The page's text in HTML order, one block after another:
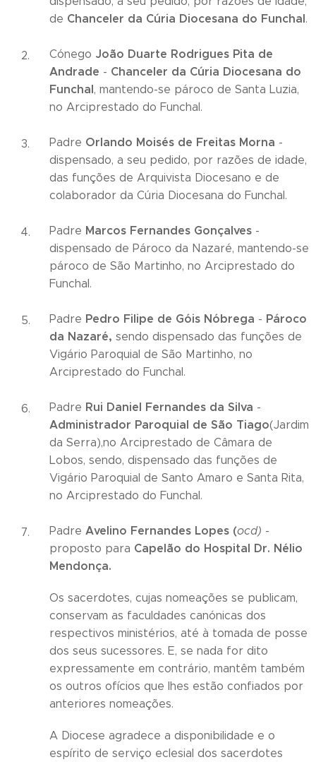
de Chanceler da Cúria Diocesana do Funchal.
Cónego João Duarte Rodrigues Pita de
Andrade - Chanceler da Cúria Diocesana do
Funchal, mantendo-se pároco de Santa Luzia,
no Arciprestado do Funchal.
Padre Orlando Moisés de Freitas Morna -
dispensado, a seu pedido, por razões de idade,
das funções de Arquivista Diocesano e de
colaborador da Cúria Diocesana do Funchal.
Padre Marcos Fernandes Gonçalves -
dispensado de Pároco da Nazaré, mantendo-se
pároco de São Martinho, no Arciprestado do
Funchal.
Padre Pedro Filipe de Góis Nóbrega - Pároco
da Nazaré, sendo dispensado das funções de
Vigário Paroquial de São Martinho, no
Arciprestado do Funchal.
Padre Rui Daniel Fernandes da Silva -
Administrador Paroquial de São Tiago(Jardim
da Serra),no Arciprestado de Câmara de
Lobos, sendo, dispensado das funções de
Vigário Paroquial de Santo Amaro e Santa Rita,
no Arciprestado do Funchal.
Padre Avelino Fernandes Lopes (ocd) -
proposto para Capelão do Hospital Dr. Nélio
Mendonça.
Os sacerdotes, cujas nomeações se publicam,
conservam as faculdades canónicas dos
respectivos ministérios, até à tomada de posse
dos seus sucessores. E, se nada for dito
expressamente em contrário, mantêm também
os outros ofícios que lhes estão confiados por
anteriores nomeações.
A Diocese agradece a disponibilidade e o
espírito de serviço eclesial dos sacerdotes